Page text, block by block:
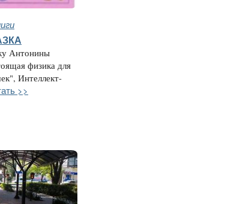
Антонины
физика для
Интеллект-
>>